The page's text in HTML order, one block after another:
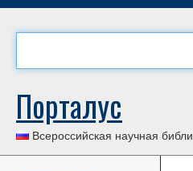
Порталус
Всероссийская научная